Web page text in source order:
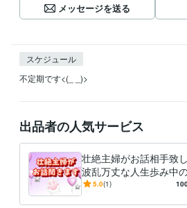
メッセージを送る
スケジュール
不定期です<(_ _)>
出品者の人気サービス
壮絶主婦がお話相手致
波乱万丈な人生歩み中
マーです。
5.0(1)